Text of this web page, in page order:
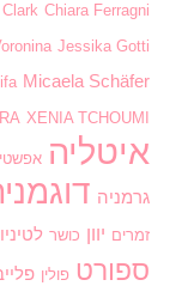
Chiara Ferragni
Jessika Gotti
Micaela Schäfer
XENIA TCHOUMI
איטליה
גרמניה
זמרים יוון כושר
ספורט פולין